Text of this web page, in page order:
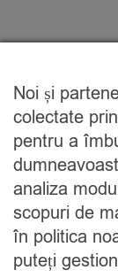
Noi și
colectate
pentru a
analiza
scopuri de
în politica
puteți